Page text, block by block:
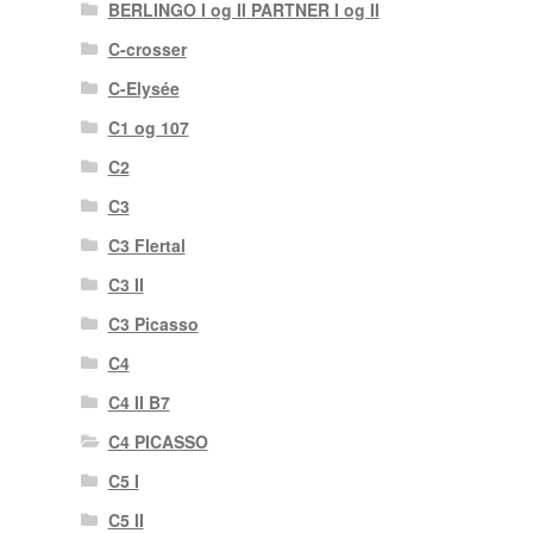
BERLINGO I og II PARTNER I og II
C-crosser
C-Elysée
C1 og 107
C2
C3
C3 Flertal
C3 II
C3 Picasso
C4
C4 II B7
C4 PICASSO
C5 I
C5 II